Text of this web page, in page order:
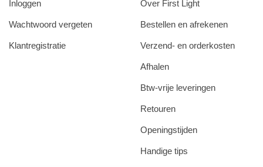
Over First Light
Bestellen en afrekenen
Verzend- en orderkosten
Afhalen
Btw-vrije leveringen
Retouren
Openingstijden
Handige tips
Inloggen
Wachtwoord vergeten
Klantregistratie